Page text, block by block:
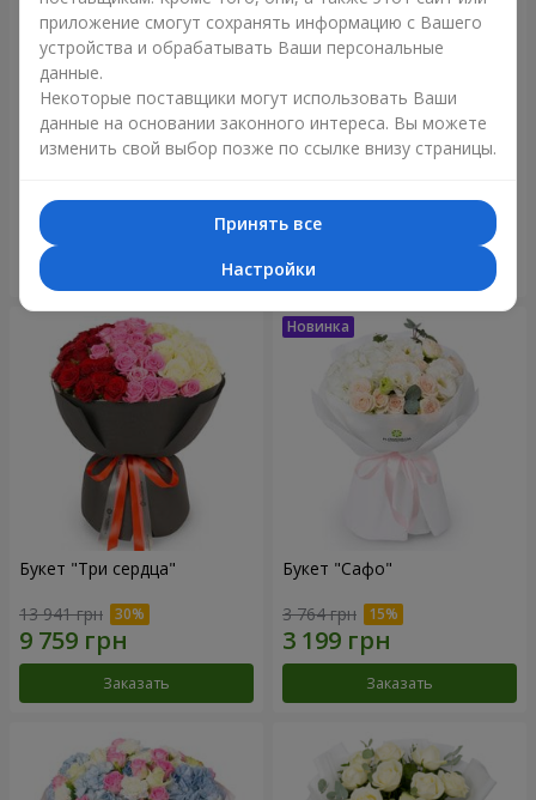
Букет "Reverence"
3 732 грн
Букет "Голубая сказка"
9 999 грн
Букет "Три сердца"
13 941 грн
Заказать
Букет "Сафо"
3 764 грн
Заказать
приложение смогут сохранять информацию с Вашего
устройства и обрабатывать Ваши персональные
данные.
Некоторые поставщики могут использовать Ваши
данные на основании законного интереса. Вы можете
изменить свой выбор позже по ссылке внизу страницы.
Принять все
Настройки